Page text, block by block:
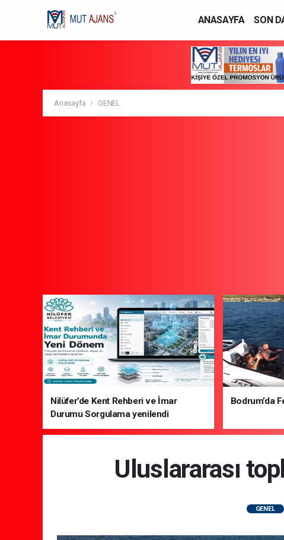
ANASAYFA SON
Anasayfa GENEL
Nilüfer’de Kent Rehberi ve İmar
Durumu Sorgulama yenilendi
Bodrum’da
Uluslararası
GENEL